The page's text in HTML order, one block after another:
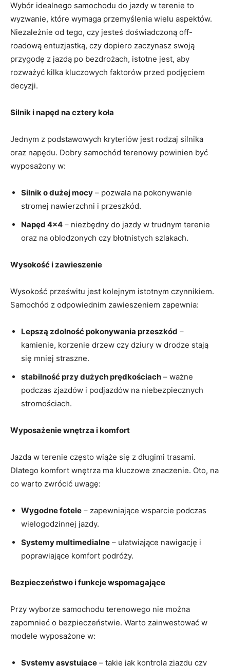
Wybór idealnego samochodu do jazdy w terenie to
wyzwanie, które wymaga przemyślenia wielu aspektów.
Niezależnie od tego, czy jesteś doświadczoną off-
roadową entuzjastką, czy dopiero zaczynasz swoją
przygodę z jazdą po bezdrożach, istotne jest, aby
rozważyć kilka kluczowych faktorów przed podjęciem
decyzji.
Silnik i napęd na cztery koła
Jednym z podstawowych kryteriów jest rodzaj silnika
oraz napędu. Dobry samochód terenowy powinien być
wyposażony w:
Silnik o dużej mocy – pozwala na pokonywanie
stromej nawierzchni i przeszkód.
Napęd 4×4 – niezbędny do jazdy w trudnym terenie
oraz na oblodzonych czy błotnistych szlakach.
Wysokość i zawieszenie
Wysokość prześwitu jest kolejnym istotnym czynnikiem.
Samochód z odpowiednim zawieszeniem zapewnia:
Lepszą zdolność pokonywania przeszkód –
kamienie, korzenie drzew czy dziury w drodze stają
się mniej straszne.
stabilność przy dużych prędkościach – ważne
podczas zjazdów i podjazdów na niebezpiecznych
stromościach.
Wyposażenie wnętrza i komfort
Jazda w terenie często wiąże się z długimi trasami.
Dlatego komfort wnętrza ma kluczowe znaczenie. Oto, na
co warto zwrócić uwagę:
Wygodne fotele – zapewniające wsparcie podczas
wielogodzinnej jazdy.
Systemy multimedialne – ułatwiające nawigację i
poprawiające komfort podróży.
Bezpieczeństwo i funkcje wspomagające
Przy wyborze samochodu terenowego nie można
zapomnieć o bezpieczeństwie. Warto zainwestować w
modele wyposażone w:
Systemy asystujące – takie jak kontrola zjazdu czy